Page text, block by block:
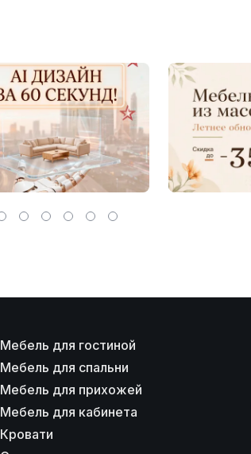
Мебель для гостиной
Мебель для спальни
Мебель для прихожей
Мебель для кабинета
Кровати